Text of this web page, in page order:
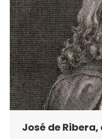
José de